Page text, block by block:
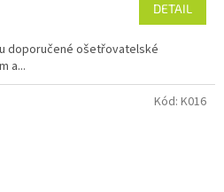
DETAIL
doporučené ošetřovatelské
a...
Kód: K016